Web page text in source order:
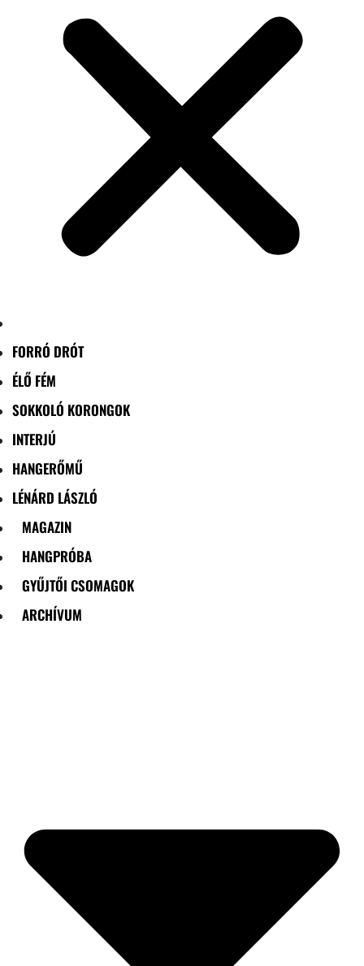
FORRÓ DRÓT
ÉLŐ FÉM
SOKKOLÓ KORONGOK
INTERJÚ
HANGERŐMŰ
LÉNÁRD LÁSZLÓ
MAGAZIN
HANGPRÓBA
GYŰJTŐI CSOMAGOK
ARCHÍVUM